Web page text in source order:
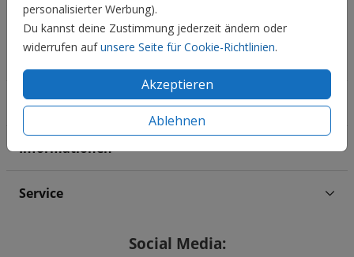
personalisierter Werbung).
Du kannst deine Zustimmung jederzeit ändern oder
widerrufen aufunsere Seite für Cookie-Richtlinien.
Akzeptieren
Ablehnen
Preis:2,95 € für 12 Aufkleber
Familie & Feiertage
Informationen
Service
Social Media: